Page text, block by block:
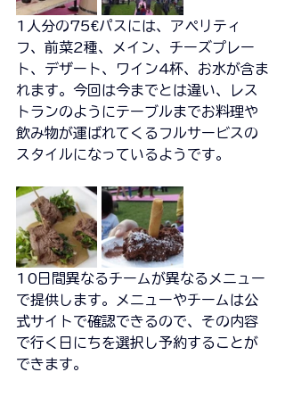
1人分の75€パスには、アペリティ
フ、前菜2種、メイン、チーズプレー
ト、デザート、ワイン4杯、お水が含ま
れます。今回は今までとは違い、レス
トランのようにテーブルまでお料理や
飲み物が運ばれてくるフルサービスの
スタイルになっているようです。
10日間異なるチームが異なるメニュー
で提供します。メニューやチームは公
式サイトで確認できるので、その内容
で行く日にちを選択し予約することが
できます。